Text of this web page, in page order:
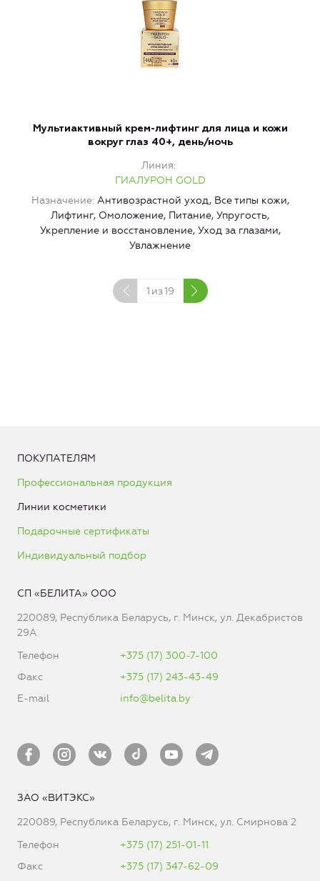
Мультиактивный крем-лифтинг для лица и кожи
вокруг глаз 40+, день/ночь
Линия
ГИАЛУРОН GOLD
Назначение Антивозрастной уход, Все типы кожи,
Лифтинг, Омоложение, Питание, Упругость,
Укрепление и восстановление, Уход за глазами,
Увлажнение
1 из19
ПОКУПАТЕЛЯМ
Профессиональная продукция
Линии косметики
Подарочные сертификаты
Индивидуальный подбор
СП «БЕЛИТА» ООО
220089, Республика Беларусь, г. Минск, ул. Декабристов
29А
Телефон
+375 (17) 300-7-100
Факс
+375 (17) 243-43-49
E-mail
info@belita.by
ЗАО «ВИТЭКС»
220089, Республика Беларусь, г. Минск, ул. Смирнова 2
Телефон
+375 (17) 251-01-11
Факс
+375 (17) 347-62-09